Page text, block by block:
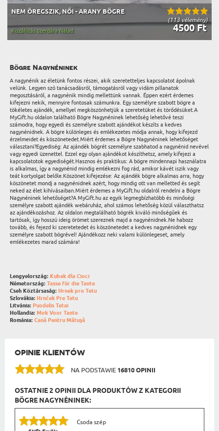
(113 vélemény)
NEM ÖREGSZIK, NŐI - ARANY BÖGRE
4500 Ft
Kiszállítás szerdára Nálad
Bögre Nagynéninek
A nagynénik az életünk fontos részei, akik szeretetteljes kapcsolatot ápolnak
velünk. Legyen szó tanácsadásról, támogatásról vagy vidám pillanatok
megosztásáról, a nagynénik mindig mellettünk vannak. Éppen ezért érdemes
kifejezni nekik, mennyire fontosak számunkra. Egy személyre szabott bögre a
tökéletes ajándék, amellyel megköszönhetjük a szeretetüket és törődésüket.A
MyGift.hu oldalon található Bögre Nagynéninek lehetőség lehetővé teszi
számodra, hogy egyedi és személyre szabott ajándékot készíts a kedves
nagynénidnek. A bögre különleges és emlékezetes módja annak, hogy kifejezd
érzelmeidet és köszönetedet.Miért érdemes a Bögre Nagynéninek lehetőséget
választani?Egyediség: Az ajándék bögrét személyre szabhatod a nagynénid nevével
vagy egyedi üzenettel. Ezzel egy olyan ajándékot készíthetsz, amely kifejezi a
kapcsolatotok egyediségét.Hasznos és praktikus: A bögre mindennapi használatra
is alkalmas, így a nagynénid mindig emlékezni fog rád, amikor kávét iszik vagy
teát kortyolgat belőle.Köszönet kifejezése: Az ajándék bögre alkalmas arra, hogy
köszönetet mondj a nagynénidnek azért, hogy mindig ott van melletted és segít
neked az élet kihívásaiban.Miért érdemes a MyGift.hu oldalról rendelni a Bögre
Nagynéninek lehetőséget?A MyGift.hu az egyik legmegbízhatóbb és minőségi
személyre szabott ajándék webáruház, ahol számos lehetőség közül választhatsz
az ajándékozáshoz. Az oldalon megtalálható bögrék kiváló minőségűek és
tartósak, így hosszú ideig örömet szereznek majd a nagynénidnek.Ne habozz
tovább, és fejezd ki szeretetedet és köszönetedet a kedves nagynénidnek egy
személyre szabott bögrével! Ajándékozz neki valami különlegeset, amely
emlékezetes marad számára!
Lengyelország: Kubek dla Cioci
Németország: Tasse für die Tante
Cseh Köztársaság: Hrnek pro Tetu
Szlovákia: Hrnček Pre Tetu
Litvánia: Puodelis Tetai
Hollandia: Mok Voor Tante
Románia: Cană Pentru Mătușă
OPINIE KLIENTÓW
NA PODSTAWIE 16810 OPINII
OSTATNIE 2 OPINII DLA PRODUKTÓW Z KATEGORII
BÖGRE NAGYNÉNINEK:
Csoda szép